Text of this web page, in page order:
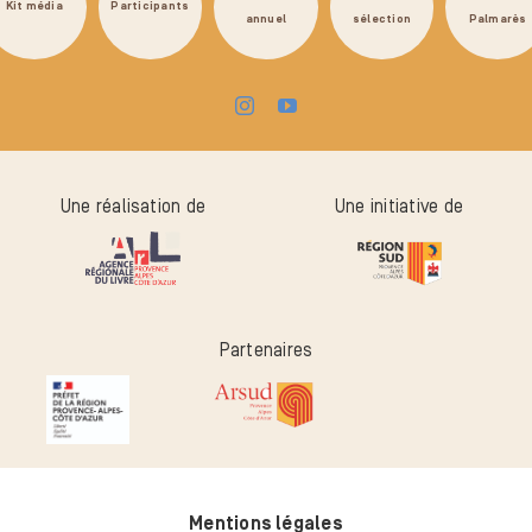
Kit média Participants
annuel
sélection
Palmarès
Une réalisation de Une initiative de
Partenaires
Mentions légales